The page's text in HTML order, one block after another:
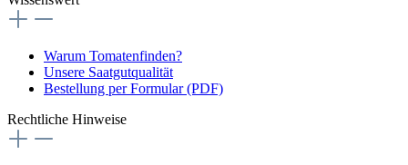
Warum Tomatenfinden?
Unsere Saatgutqualität
Bestellung per Formular (PDF)
Rechtliche Hinweise